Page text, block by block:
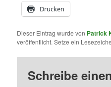
Drucken
Dieser Eintrag wurde von Patrick
veröffentlicht. Setze ein
Schreibe